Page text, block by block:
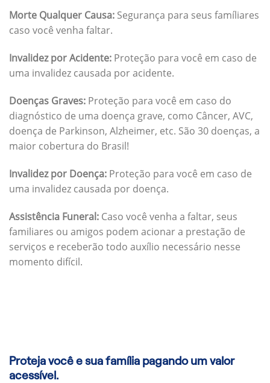
Morte Qualquer Causa: Segurança para seus famíliares
caso você venha faltar.
Invalidez por Acidente: Proteção para você em caso de
uma invalidez causada por acidente.
Doenças Graves: Proteção para você em caso do
diagnóstico de uma doença grave, como Câncer, AVC,
doença de Parkinson, Alzheimer, etc. São 30 doenças, a
maior cobertura do Brasil!
Invalidez por Doença: Proteção para você em caso de
uma invalidez causada por doença.
Assistência Funeral: Caso você venha a faltar, seus
familiares ou amigos podem acionar a prestação de
serviços e receberão todo auxílio necessário nesse
momento difícil.
Proteja você e sua família pagando um valor
acessível.